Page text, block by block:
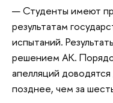
Студенты имеют
результатам
испытаний.
решением АК.
апелляций
позднее, чем за